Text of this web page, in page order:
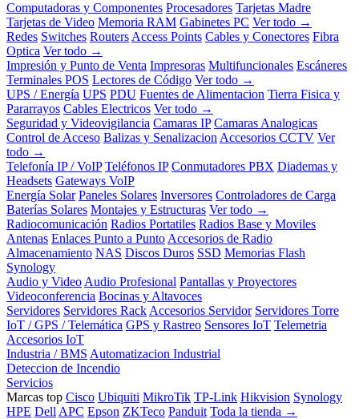
Computadoras y Componentes Procesadores Tarjetas Madre
Tarjetas de Video Memoria RAM Gabinetes PC Ver todo →
Redes Switches Routers Access Points Cables y Conectores Fibra
Optica Ver todo →
Impresión y Punto de Venta Impresoras Multifuncionales Escáneres
Terminales POS Lectores de Código Ver todo →
UPS / Energía UPS PDU Fuentes de Alimentacion Tierra Fisica y
Pararrayos Cables Electricos Ver todo →
Seguridad y Videovigilancia Camaras IP Camaras Analogicas
Control de Acceso Balizas y Senalizacion Accesorios CCTV Ver
todo →
Telefonía IP / VoIP Teléfonos IP Conmutadores PBX Diademas y
Headsets Gateways VoIP
Energía Solar Paneles Solares Inversores Controladores de Carga
Baterías Solares Montajes y Estructuras Ver todo →
Radiocomunicación Radios Portatiles Radios Base y Moviles
Antenas Enlaces Punto a Punto Accesorios de Radio
Almacenamiento NAS Discos Duros SSD Memorias Flash
Synology
Audio y Video Audio Profesional Pantallas y Proyectores
Videoconferencia Bocinas y Altavoces
Servidores Servidores Rack Accesorios Servidor Servidores Torre
IoT / GPS / Telemática GPS y Rastreo Sensores IoT Telemetria
Accesorios IoT
Industria / BMS Automatizacion Industrial
Deteccion de Incendio
Servicios
Marcas top Cisco Ubiquiti MikroTik TP-Link Hikvision Synology
HPE Dell APC Epson ZKTeco Panduit Toda la tienda →